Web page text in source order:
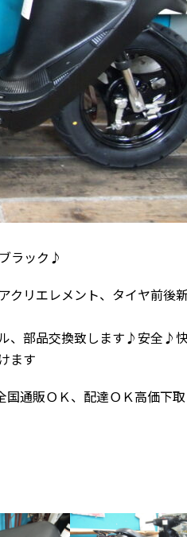
ラック♪
リエレメント、タイヤ前後
ル、部品交換致します♪安全♪
ます
通販ＯＫ、配達ＯＫ高価下